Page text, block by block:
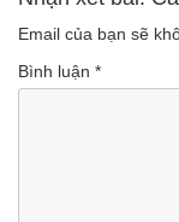
Email của bạn sẽ
Bình luận *